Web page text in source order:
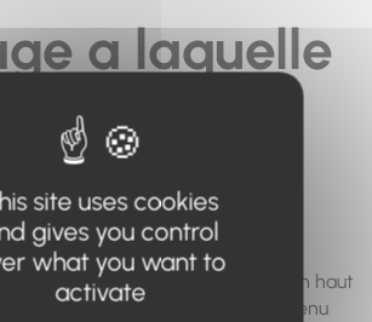
a laquelle
cherchez à
n'existe
ou plus.
à utiliser le moteur de recherche en haut
le menu pour trouver le contenu
site uses cookies
gives you control
what you want to
activate